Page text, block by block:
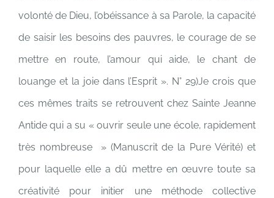
volonté de Dieu, l’obéissance à sa Parole, la capacité
de saisir les besoins des pauvres, le courage de se
mettre en route, l’amour qui aide, le chant de
louange et la joie dans l’Esprit ». N° 29)Je crois que
ces mêmes traits se retrouvent chez Sainte Jeanne
Antide qui a su « ouvrir seule une école, rapidement
très nombreuse » (Manuscrit de la Pure Vérité) et
pour laquelle elle a dû mettre en œuvre toute sa
créativité pour initier une méthode collective